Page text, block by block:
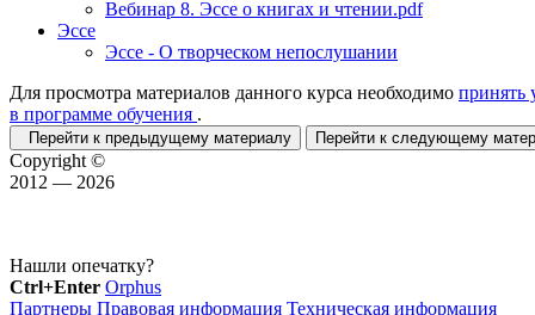
Вебинар 8. Эссе о книгах и чтении.pdf
Эссе
Эссе - О творческом непослушании
Для просмотра материалов данного курса необходимо принять
в программе обучения .
Перейти к предыдущему материалу Перейти к следующему
Copyright ©
2012 — 2026
Нашли опечатку?
Ctrl+Enter Orphus
Партнеры Правовая информация Техническая информация